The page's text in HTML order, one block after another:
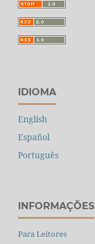
IDIOMA
English
Español
Português
INFORMAÇÕES
Para Leitores